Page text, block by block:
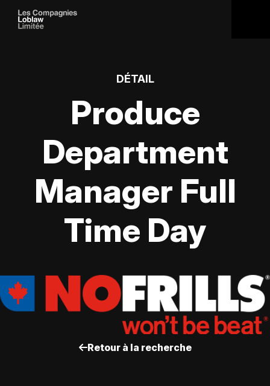
DÉTAIL
Produce
Department
Manager Full
Time Day
Retour à la recherche